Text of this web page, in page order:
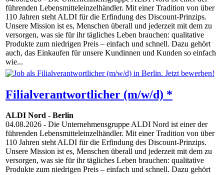
führenden Lebensmitteleinzelhändler. Mit einer Tradition von über
110 Jahren steht ALDI für die Erfindung des Discount-Prinzips.
Unsere Mission ist es, Menschen überall und jederzeit mit dem zu
versorgen, was sie für ihr tägliches Leben brauchen: qualitative
Produkte zum niedrigen Preis – einfach und schnell. Dazu gehört
auch, das Einkaufen für unsere Kundinnen und Kunden so einfach
wie...
Filialverantwortlicher (m/w/d) *
ALDI Nord - Berlin
04.08.2026 - Die Unternehmensgruppe ALDI Nord ist einer der
führenden Lebensmitteleinzelhändler. Mit einer Tradition von über
110 Jahren steht ALDI für die Erfindung des Discount-Prinzips.
Unsere Mission ist es, Menschen überall und jederzeit mit dem zu
versorgen, was sie für ihr tägliches Leben brauchen: qualitative
Produkte zum niedrigen Preis – einfach und schnell. Dazu gehört